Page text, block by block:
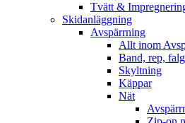
Tvätt &
Skidanläggning
Avspärrning
Allt inom
Band, rep,
Skyltning
Käppar
Nät